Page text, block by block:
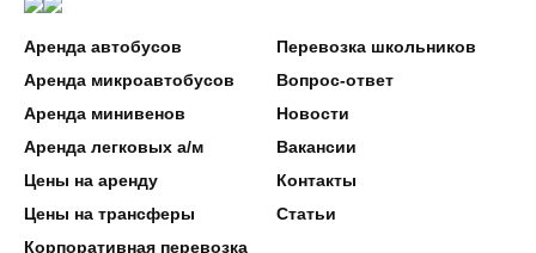
Аренда автобусов
Аренда микроавтобусов
Аренда минивенов
Аренда легковых а/м
Цены на аренду
Цены на трансферы
Корпоративная перевозка
Перевозка школьников
Вопрос-ответ
Новости
Вакансии
Контакты
Статьи